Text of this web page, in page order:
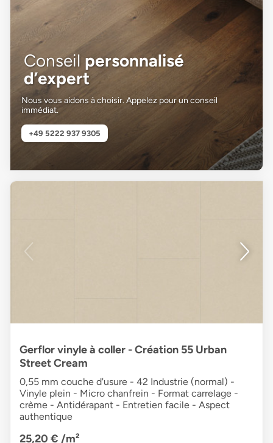
Conseil personnalisé
d’expert
Nous vous aidons à choisir. Appelez pour un conseil
immédiat.
+49 5222 937 9305
Gerflor vinyle à coller - Création 55 Urban
Street Cream
0,55 mm couche d'usure - 42 Industrie (normal) -
Vinyle plein - Micro chanfrein - Format carrelage -
crème - Antidérapant - Entretien facile - Aspect
authentique
25,20 € /m²